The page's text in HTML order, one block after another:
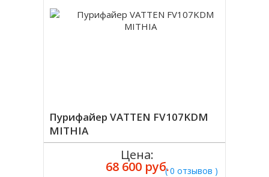
Пурифайер VATTEN FV107KDM
MITHIA
( 0 отзывов )
Цена:
68 600 руб.